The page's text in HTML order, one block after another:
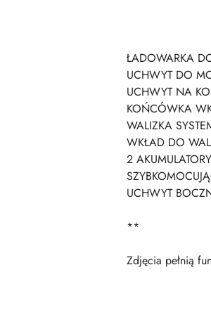
ŁADOWARKA
UCHWYT DO
UCHWYT NA
KOŃCÓWKA
WALIZKA
WKŁAD DO
2
UCHWYT
**
Zdjęcia pełnią